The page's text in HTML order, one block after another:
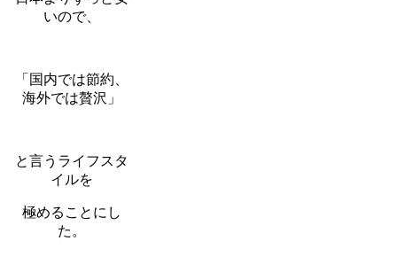
いので、
「国内では節約、
海外では贅沢」
と言うライフスタ
イルを
極めることにし
た。